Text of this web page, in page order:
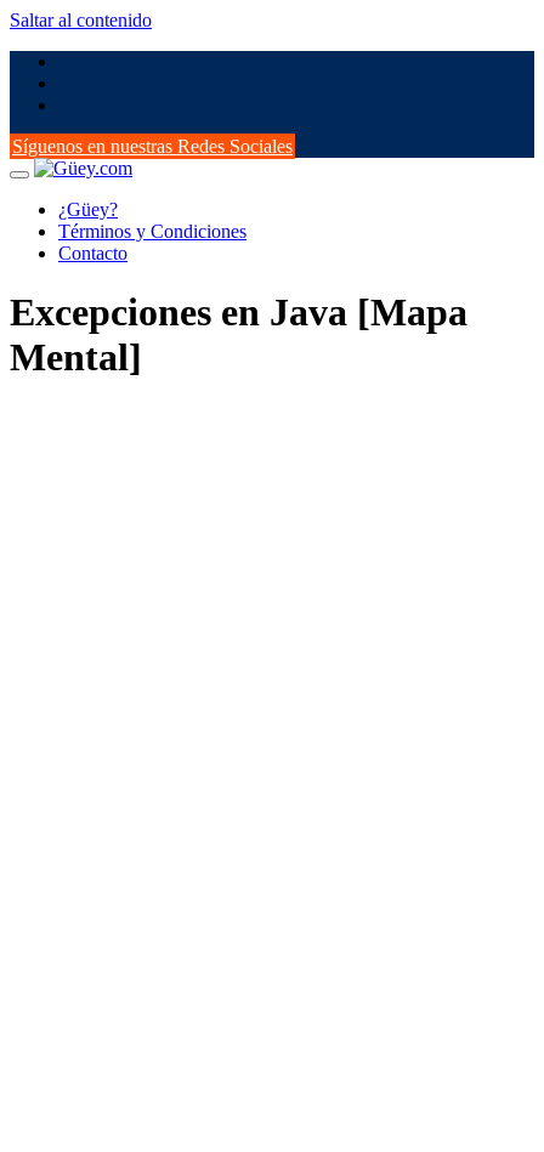
Saltar al contenido
Síguenos en nuestras Redes Sociales
¿Güey?
Términos y Condiciones
Contacto
Excepciones en Java [Mapa
Mental]